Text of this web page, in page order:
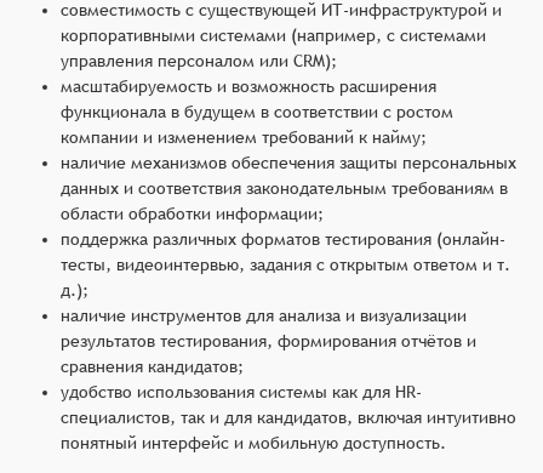
совместимость с существующей ИТ-инфраструктурой и
корпоративными системами (например, с системами
управления персоналом или CRM);
масштабируемость и возможность расширения
функционала в будущем в соответствии с ростом
компании и изменением требований к найму;
наличие механизмов обеспечения защиты персональных
данных и соответствия законодательным требованиям в
области обработки информации;
поддержка различных форматов тестирования (онлайн-
тесты, видеоинтервью, задания с открытым ответом и т.
д.);
наличие инструментов для анализа и визуализации
результатов тестирования, формирования отчётов и
сравнения кандидатов;
удобство использования системы как для HR-
специалистов, так и для кандидатов, включая интуитивно
понятный интерфейс и мобильную доступность.